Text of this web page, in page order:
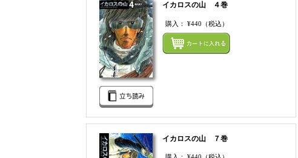
イカロスの山 ４巻
購入： ¥440 （税込）
イカロスの山 ７巻